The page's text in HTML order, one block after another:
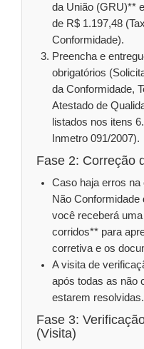
da União (GRU)**
de R$ 1.197,48
Conformidade).
Preencha e
obrigatórios
da Conformidade,
Atestado de
listados nos itens
Inmetro 091/2007).
Fase 2: Correção
Caso haja erros
Não
você receberá
corridos** para
corretiva e os
A visita de
após todas as não
estarem resolvidas.
Fase 3:
(Visita)